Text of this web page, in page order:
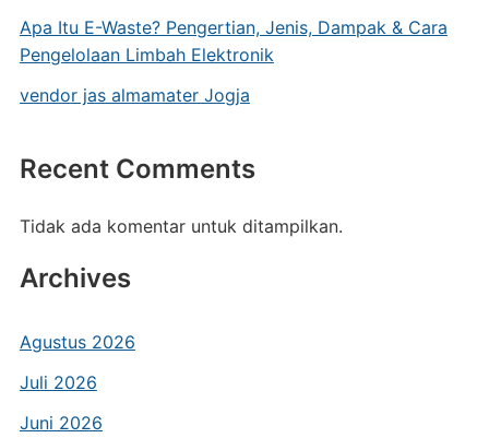
Apa Itu E-Waste? Pengertian, Jenis, Dampak & Cara
Pengelolaan Limbah Elektronik
vendor jas almamater Jogja
Recent Comments
Tidak ada komentar untuk ditampilkan.
Archives
Agustus 2026
Juli 2026
Juni 2026